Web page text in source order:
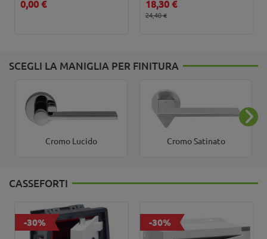
0,00 € 18,30 €
24,40 €
SCEGLI LA MANIGLIA PER FINITURA
Cromo Lucido Cromo Satinato
CASSEFORTI
-30% -30%